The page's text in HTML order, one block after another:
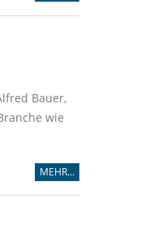
Bauer,
wie
MEHR...